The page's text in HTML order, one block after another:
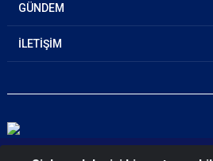
GÜNDEM
İLETİŞİM